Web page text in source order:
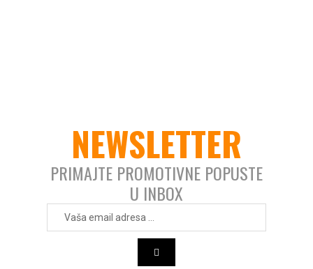
NEWSLETTER
PRIMAJTE PROMOTIVNE POPUSTE
U INBOX